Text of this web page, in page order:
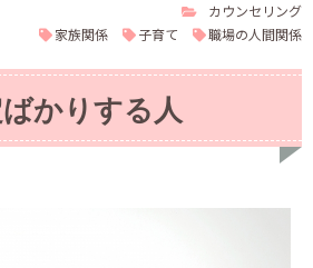
カウンセリング
家族関係
子育て 職場の人間関係
かりする人